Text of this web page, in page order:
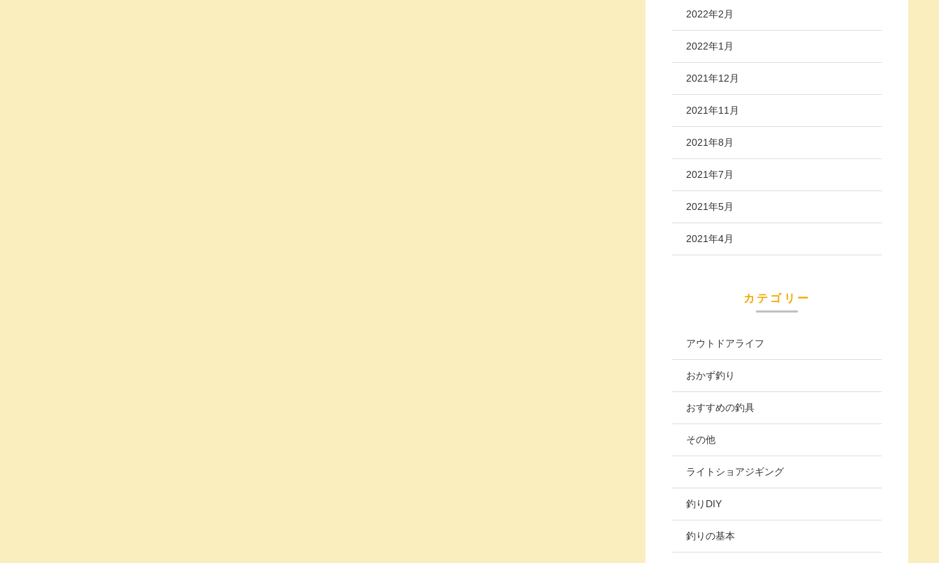
2022年2月
2022年1月
2021年12月
2021年11月
2021年8月
2021年7月
2021年5月
2021年4月
カテゴリー
アウトドアライフ
おかず釣り
おすすめの釣具
その他
ライトショアジギング
釣りDIY
釣りの基本